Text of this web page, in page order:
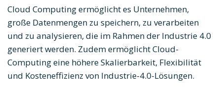
Cloud Computing ermöglicht es Unternehmen,
große Datenmengen zu speichern, zu verarbeiten
und zu analysieren, die im Rahmen der Industrie 4.0
generiert werden. Zudem ermöglicht Cloud-
Computing eine höhere Skalierbarkeit, Flexibilität
und Kosteneffizienz von Industrie-4.0-Lösungen.